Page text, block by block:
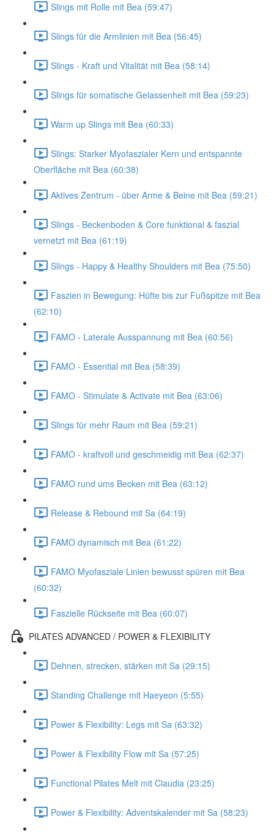
Slings mit Rolle mit Bea (59:47)
Slings für die Armlinien mit Bea (56:45)
Slings - Kraft und Vitalität mit Bea (58:14)
Slings für somatische Gelassenheit mit Bea (59:23)
Warm up Slings mit Bea (60:33)
Slings: Starker Myofaszialer Kern und entspannte
Oberfläche mit Bea (60:38)
Aktives Zentrum - über Arme & Beine mit Bea (59:21)
Slings - Beckenboden & Core funktional & faszial
vernetzt mit Bea (61:19)
Slings - Happy & Healthy Shoulders mit Bea (75:50)
Faszien in Bewegung: Hüfte bis zur Fußspitze mit Bea
(62:10)
FAMO - Laterale Ausspannung mit Bea (60:56)
FAMO - Essential mit Bea (58:39)
FAMO - Stimulate & Activate mit Bea (63:06)
Slings für mehr Raum mit Bea (59:21)
FAMO - kraftvoll und geschmeidig mit Bea (62:37)
FAMO rund ums Becken mit Bea (63:12)
Release & Rebound mit Sa (64:19)
FAMO dynamisch mit Bea (61:22)
FAMO Myofasziale Linien bewusst spüren mit Bea
(60:32)
Faszielle Rückseite mit Bea (60:07)
PILATES ADVANCED / POWER & FLEXIBILITY
Dehnen, strecken, stärken mit Sa (29:15)
Standing Challenge mit Haeyeon (5:55)
Power & Flexibility: Legs mit Sa (63:32)
Power & Flexibility Flow mit Sa (57:25)
Functional Pilates Melt mit Claudia (23:25)
Power & Flexibility: Adventskalender mit Sa (58:23)